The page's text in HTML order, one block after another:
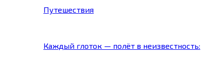
Путешествия
Каждый глоток — полёт в неизвестность: